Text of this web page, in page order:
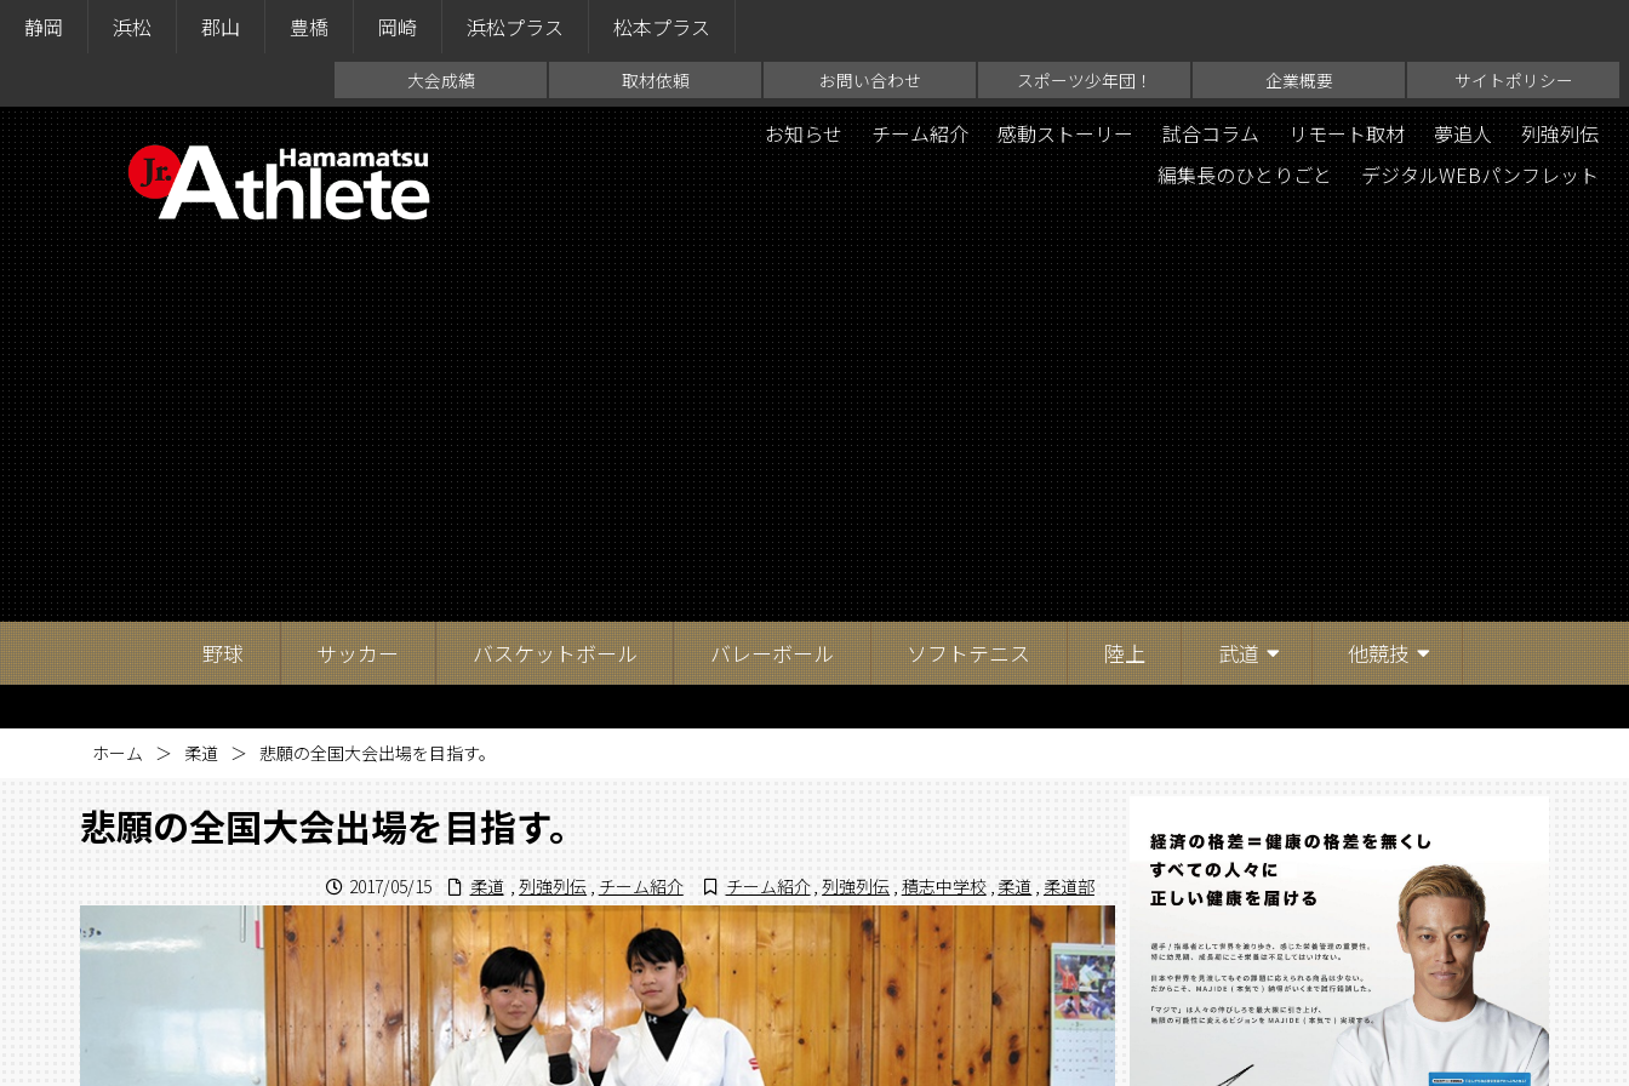
静岡 浜松 郡山 豊橋 岡崎 浜松プラス 松本プラス
大会成績 取材依頼 お問い合わせ スポーツ少年団！ 企業概要 サイトポリシー
お知らせ チーム紹介 感動ストーリー 試合コラム リモート取材 夢追人
列強列伝
編集長のひとりごと
デジタルWEBパンフレット
野球 サッカー バスケットボール バレーボール ソフトテニス 陸上 武道 他競技
ホーム 柔道 悲願の全国大会出場を目指す。
悲願の全国大会出場を目指す。
2017/05/15 柔道 , 列強列伝 , チーム紹介 チーム紹介, 列強列伝 , 積志中学校 , 柔道 , 柔道部